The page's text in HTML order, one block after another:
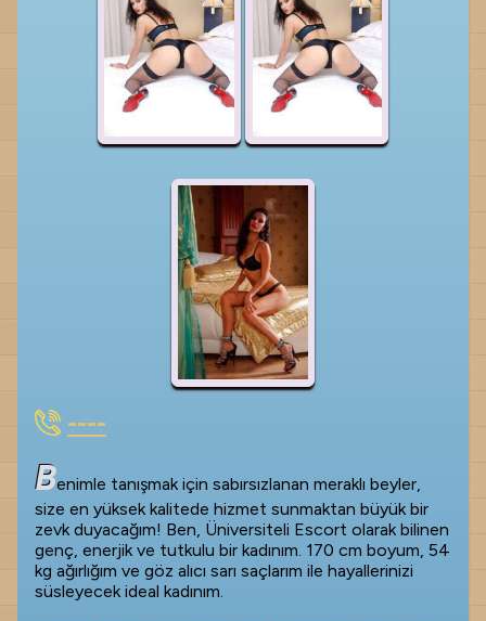
----
Benimle tanışmak için sabırsızlanan meraklı beyler,
size en yüksek kalitede hizmet sunmaktan büyük bir
zevk duyacağım! Ben, Üniversiteli Escort olarak bilinen
genç, enerjik ve tutkulu bir kadınım. 170 cm boyum, 54
kg ağırlığım ve göz alıcı sarı saçlarım ile hayallerinizi
süsleyecek ideal kadınım.